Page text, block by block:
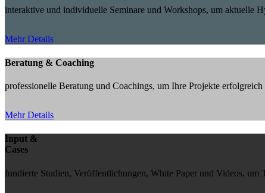
interaktive und individuelle Seminare und Workshops, um aktuelle
Mehr Details
Beratung & Coaching
professionelle Beratung und Coachings, um Ihre Projekte
Mehr Details
Input &
Cases
fundierte Studien, Veröffentlichungen, White Paper und Videos, um